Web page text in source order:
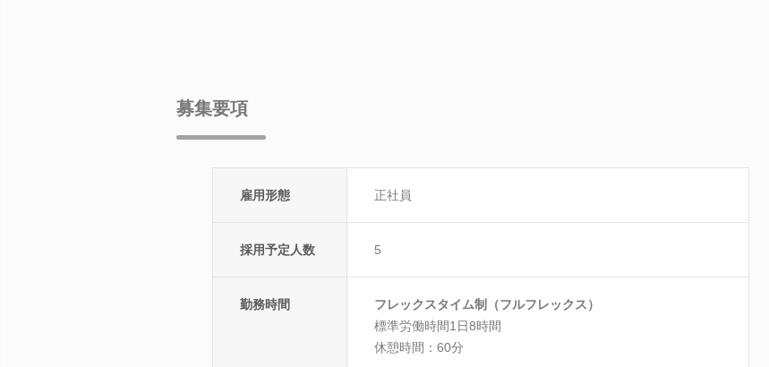
募集要項
雇用形態 正社員
採用予定人数 5
勤務時間
フレックスタイム制（フルフレックス）
標準労働時間1日8時間
休憩時間：60分